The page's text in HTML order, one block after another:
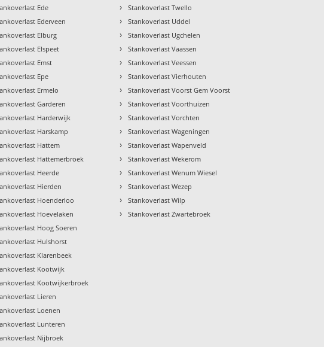
Ede
Ederveen
Elburg
Elspeet
Emst
Epe
Ermelo
Garderen
Harderwijk
Harskamp
Hattem
Hattemerbroek
Heerde
Hierden
Hoenderloo
Hoevelaken
Hoog Soeren
Hulshorst
Klarenbeek
Kootwijk
Kootwijkerbroek
Lieren
Loenen
Lunteren
Nijbroek
› Stankoverlast Twello
› Stankoverlast Uddel
› Stankoverlast Ugchelen
› Stankoverlast Vaassen
› Stankoverlast Veessen
› Stankoverlast Vierhouten
› Stankoverlast Voorst Gem Voorst
› Stankoverlast Voorthuizen
› Stankoverlast Vorchten
› Stankoverlast Wageningen
› Stankoverlast Wapenveld
› Stankoverlast Wekerom
› Stankoverlast Wenum Wiesel
› Stankoverlast Wezep
› Stankoverlast Wilp
› Stankoverlast Zwartebroek